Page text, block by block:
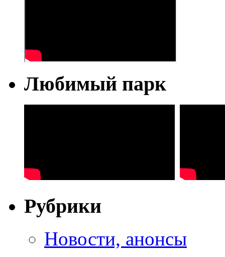
Любимый парк
Рубрики
Новости, анонсы